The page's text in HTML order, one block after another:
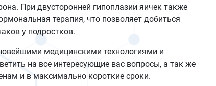
При двусторонней гипоплазии яичек также
терапия, что позволяет добиться
у подростков.
медицинскими технологиями и
на все интересующие вас вопросы, а так же
и в максимально короткие сроки.